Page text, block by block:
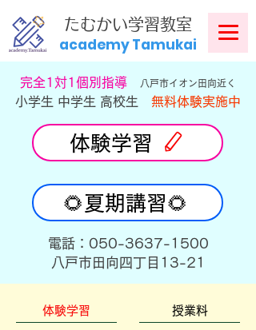
​たむかい学習教室
academy Tamukai
​完全1対1個別指導 八戸市イオン田向近く
小学生 中学生 高校生 無料体験実施中
体験学習
🌻夏期講習🌻
​電話：050-3637-1500
​八戸市田向四丁目13-21
体験学習 授業料